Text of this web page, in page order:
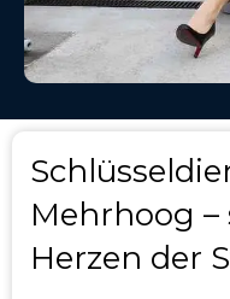
Mehrhoog
Herzen der